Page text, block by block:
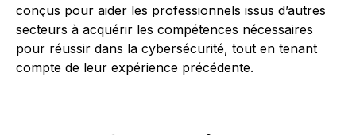
conçus pour aider les professionnels issus d’autres
secteurs à acquérir les compétences nécessaires
pour réussir dans la cybersécurité, tout en tenant
compte de leur expérience précédente.